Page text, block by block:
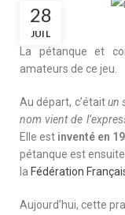
28
JUIL
La pétanque et
amateurs de ce jeu.
Au départ, c’étaitun
nom vient de
Elle est inventé en
pétanque est
la Fédération
Aujourd’hui, cette